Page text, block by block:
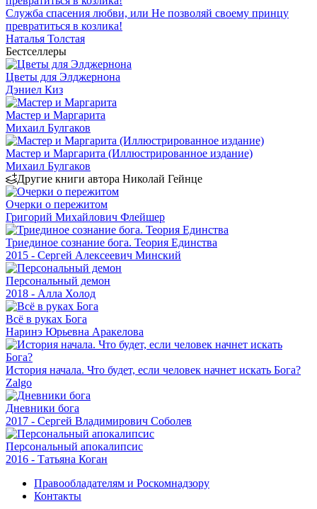
Служба спасения любви, или Не позволяй своему принцу
превратиться в козлика!
Наталья Толстая
Бестселлеры
Цветы для Элджернона
Дэниел Киз
Мастер и Маргарита
Михаил Булгаков
Мастер и Маргарита (Иллюстрированное издание)
Михаил Булгаков
Другие книги автора Николай Гейнце
Очерки о пережитом
Григорий Михайлович Флейшер
Триединое сознание бога. Теория Единства
2015 - Сергей Алексеевич Минский
Персональный демон
2018 - Алла Холод
Всё в руках Бога
Наринэ Юрьевна Аракелова
История начала. Что будет, если человек начнет искать Бога?
Zalgo
Дневники бога
2017 - Сергей Владимирович Соболев
Персональный апокалипсис
2016 - Татьяна Коган
Правообладателям и Роскомнадзору
Контакты